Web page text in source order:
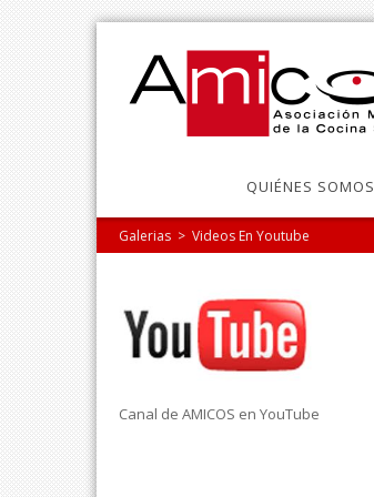
QUIÉNES SOMOS
Galerias > Videos En Youtube
Canal de AMICOS en YouTube